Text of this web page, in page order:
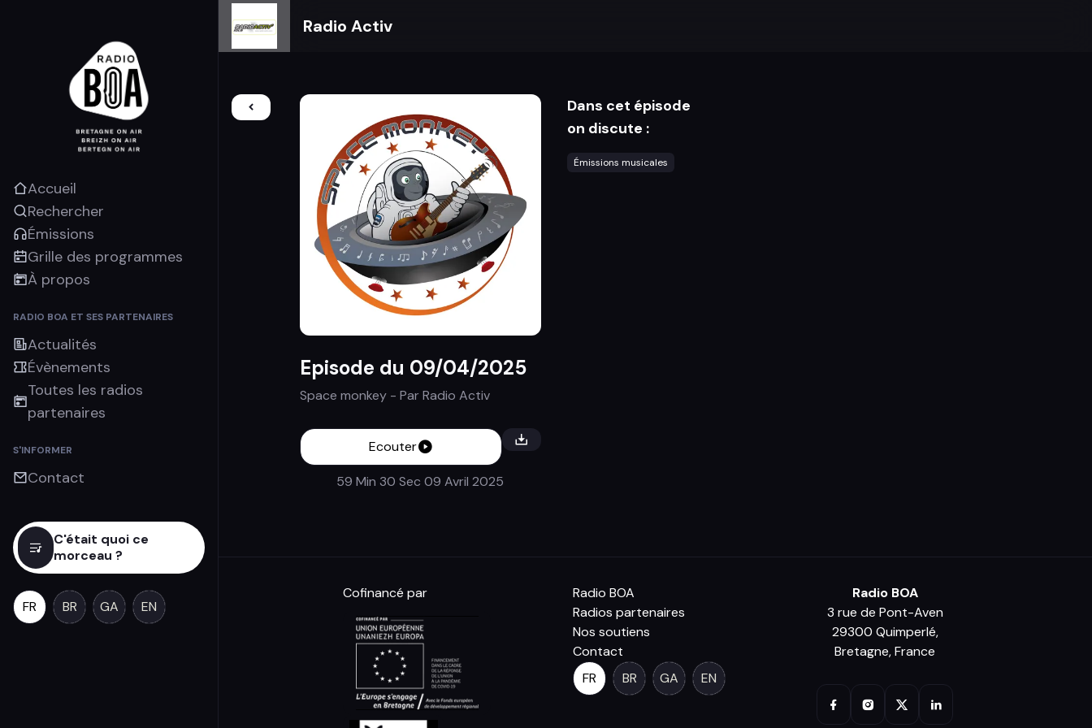
Accueil
Rechercher
Émissions
Grille des programmes
À propos
RADIO BOA ET SES PARTENAIRES
Actualités
Évènements
Toutes les radios
partenaires
S'INFORMER
Contact
C'était quoi ce
morceau ?
FR BR GA EN
Radio Activ
Episode du 09/04/2025
Space monkey- ParRadio Activ
Ecouter
59 Min 30 Sec 09 Avril 2025
Dans cet épisode
on discute :
Émissions musicales
Cofinancé par
Radio BOA
Radios partenaires
Nos soutiens
Contact
FR
BR GA EN
Radio BOA
3 rue de Pont-Aven
29300 Quimperlé,
Bretagne, France